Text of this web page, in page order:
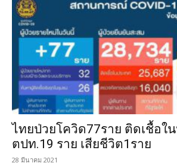
ไทยป่วยโควิด77ราย ติดเชื้อใน
ตปท.19 ราย เสียชีวิต1ราย
28 มีนาคม 2021